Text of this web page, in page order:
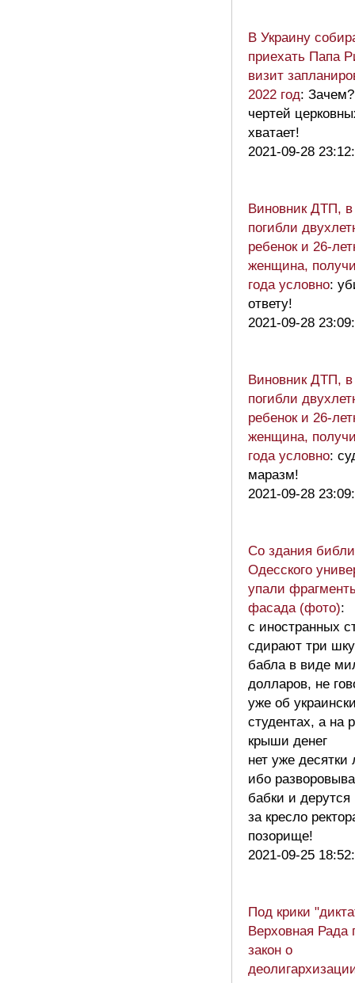
В Украину
приехать Папа
визит
2022 год:
чертей
хватает!
2021-09-28
Виновник ДТП, в
погибли
ребенок и 26-
женщина,
года условно:
ответу!
2021-09-28
Виновник ДТП, в
погибли
ребенок и 26-
женщина,
года условно:
маразм!
2021-09-28
Со здания
Одесского
упали
фасада (фото):
с иностранных
сдирают три
бабла в виде
долларов, не
уже об
студентах, а на
крыши денег
нет уже десятки
ибо
бабки и дерутся
за кресло
позорище!
2021-09-25
Под крики
Верховная Рада
закон о